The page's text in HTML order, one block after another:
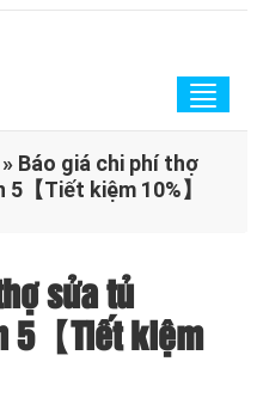
» Báo giá chi phí thợ
【Tiết kiệm 10%】
sửa tủ
5【Tiết kiệm